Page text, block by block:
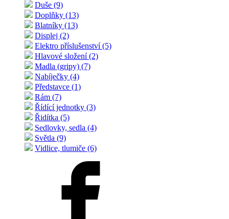
Duše (9)
Doplňky (13)
Blatníky (13)
Displej (2)
Elektro příslušenství (5)
Hlavové složení (2)
Madla (gripy) (7)
Nabíječky (4)
Představce (1)
Rám (7)
Řídící jednotky (3)
Řidítka (5)
Sedlovky, sedla (4)
Světla (9)
Vidlice, tlumiče (6)